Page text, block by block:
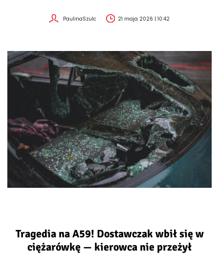
PaulinaSzulc 21 maja 2026 | 10:42
Tragedia na A59! Dostawczak wbił się w
ciężarówkę — kierowca nie przeżył